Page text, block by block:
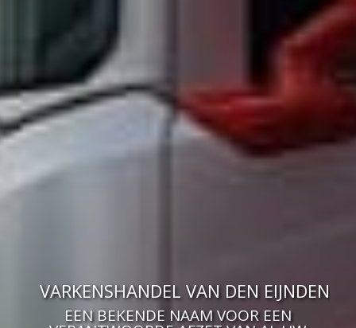
VARKENSHANDEL VAN DEN EIJNDEN
EEN BEKENDE NAAM VOOR EEN